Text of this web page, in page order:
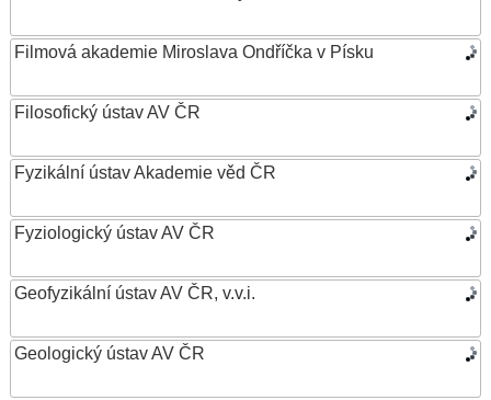
Filmová akademie Miroslava Ondříčka v Písku
Filosofický ústav AV ČR
Fyzikální ústav Akademie věd ČR
Fyziologický ústav AV ČR
Geofyzikální ústav AV ČR, v.v.i.
Geologický ústav AV ČR